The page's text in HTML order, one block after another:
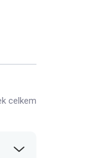
celkem